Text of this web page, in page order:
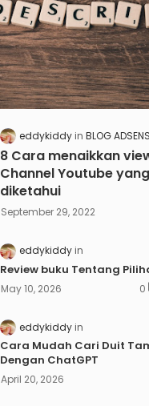
eddykiddy BLOG
8 Cara menaikkan
Channel Youtube
diketahui
September 29, 2022
eddykiddy
Review buku Tentang
May 10, 2026 0
eddykiddy
Cara Mudah Cari Duit
Dengan ChatGPT
April 20, 2026